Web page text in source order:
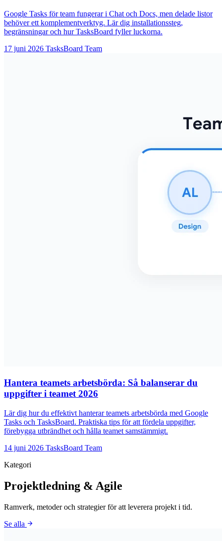
Google Tasks för team fungerar i Chat och Docs, men delade listor
behöver ett komplementverktyg. Lär dig installationssteg,
begränsningar och hur TasksBoard fyller luckorna.
17 juni 2026 TasksBoard Team
Hantera teamets arbetsbörda: Så balanserar du
uppgifter i teamet 2026
Lär dig hur du effektivt hanterar teamets arbetsbörda med Google
Tasks och TasksBoard. Praktiska tips för att fördela uppgifter,
förebygga utbrändhet och hålla teamet samstämmigt.
14 juni 2026 TasksBoard Team
Kategori
Projektledning & Agile
Ramverk, metoder och strategier för att leverera projekt i tid.
Se alla arrow_forward